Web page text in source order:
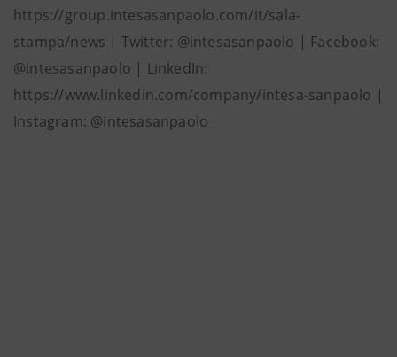
https://group.intesasanpaolo.com/it/sala-
stampa/news | Twitter: @intesasanpaolo | Facebook:
@intesasanpaolo | LinkedIn:
https://www.linkedin.com/company/intesa-sanpaolo |
Instagram: @intesasanpaolo